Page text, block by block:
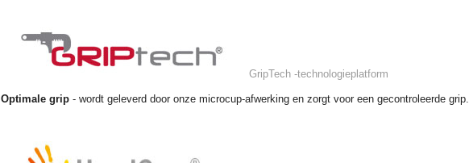
GripTech -technologieplatform
Optimale grip - wordt geleverd door onze microcup-afwerkingen zorgt voor een gecontroleerde grip.